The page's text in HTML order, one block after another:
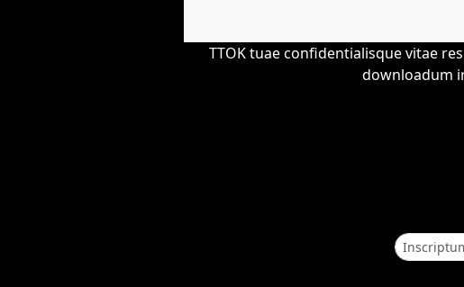
TTOK tuae confidentialisque vitae
downloadum